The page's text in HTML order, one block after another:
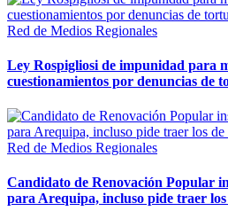
Red de Medios Regionales
Ley Rospigliosi de impunidad para
cuestionamientos por denuncias de
Red de Medios Regionales
Candidato de Renovación Popular
para Arequipa, incluso pide traer